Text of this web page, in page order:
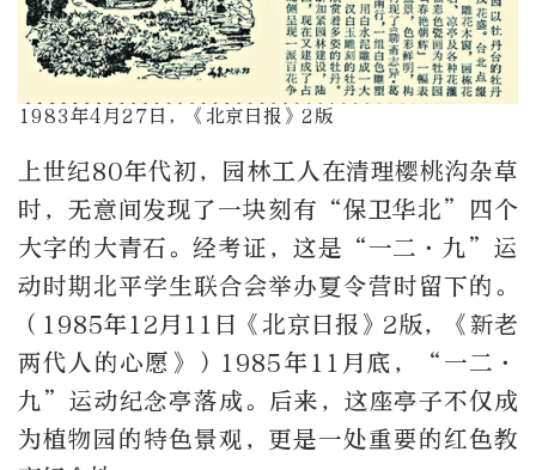
1983年4月27日，《北京日报》2版
上世纪80年代初，园林工人在清理樱桃沟杂草
时，无意间发现了一块刻有“保卫华北”四个
大字的大青石。经考证，这是“一二·九”运
动时期北平学生联合会举办夏令营时留下的。
（1985年12月11日《北京日报》2版，《新老
两代人的心愿》）1985年11月底，“一二·
九”运动纪念亭落成。后来，这座亭子不仅成
为植物园的特色景观，更是一处重要的红色教